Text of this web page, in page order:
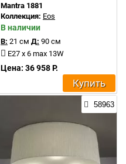
Mantra 1881
Коллекция: Eos
В наличии
В: 21 см Д: 90 см
E27 x 6 max 13W
Цена: 36 958 Р.
Купить
58963